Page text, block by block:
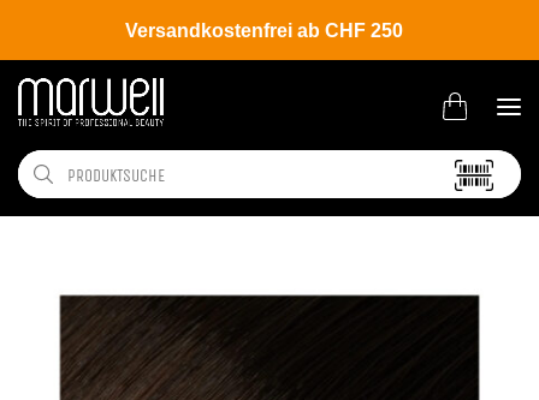
Versandkostenfrei ab CHF 250
Shop Brands L'ANZA Coloration Healing Color